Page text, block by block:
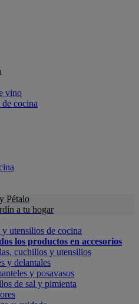
vino
cocina
Pétalo
a tu hogar
utensilios de cocina
los productos en accesorios
cuchillos y utensilios
y delantales
y posavasos
de sal y pimienta